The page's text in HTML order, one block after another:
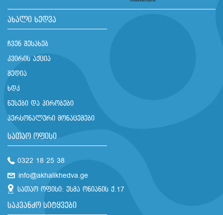
ახალი ხედვა
ჩვენ შესახებ
კვირის აქცია
მედია
ხდკ
წესები და პირობები
პერსონალური მონაცემები
სათაო ოფისი
0322 18 25 38
info@akhalikhedva.ge
სათაო ოფისი: ესმა ონიანის ქ.17
საკვანძო სიტყვები